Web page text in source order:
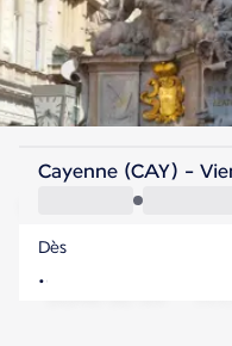
Autriche
Vienne
Autriche
Cayenne (CAY) -
Dès